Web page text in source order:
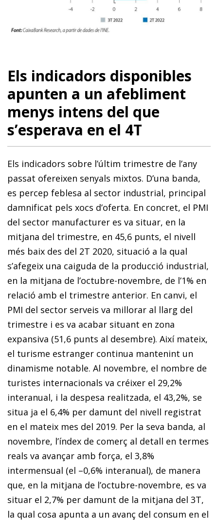
Els indicadors disponibles
apunten a un afebliment
menys intens del que
s’esperava en el 4T
Els indicadors sobre l’últim trimestre de l’any
passat ofereixen senyals mixtos. D’una banda,
es percep feblesa al sector industrial, principal
damnificat pels xocs d’oferta. En concret, el PMI
del sector manufacturer es va situar, en la
mitjana del trimestre, en 45,6 punts, el nivell
més baix des del 2T 2020, situació a la qual
s’afegeix una caiguda de la producció industrial,
en la mitjana de l’octubre-novembre, de l’1% en
relació amb el trimestre anterior. En canvi, el
PMI del sector serveis va millorar al llarg del
trimestre i es va acabar si­­tuant en zona
expansiva (51,6 punts al desembre). Així mateix,
el turisme estranger continua mantenint un
dinamisme notable. Al novembre, el nombre de
turistes internacionals va créixer el 29,2%
interanual, i la despesa realitzada, el 43,2%, se
situa ja el 6,4% per damunt del nivell registrat
en el mateix mes del 2019. Per la seva banda, al
novembre, l’índex de comerç al detall en termes
reals va avançar amb força, el 3,8%
intermensual (el –0,6% interanual), de manera
que, en la mitjana de l’octubre-novembre, es va
situar el 2,7% per damunt de la mitjana del 3T,
la qual cosa apunta a un avanç del consum en el